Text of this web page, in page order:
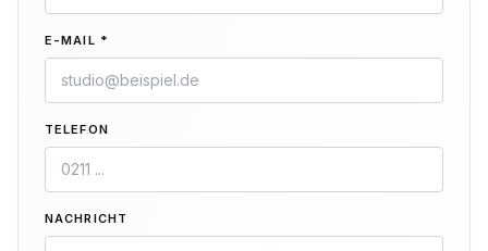
E-MAIL *
TELEFON
NACHRICHT